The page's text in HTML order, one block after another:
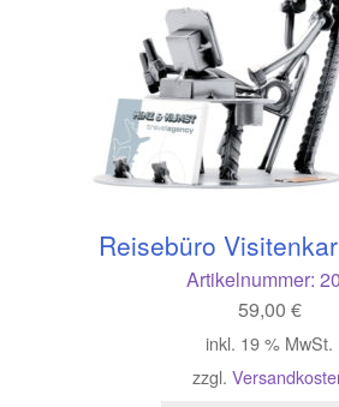
Reisebüro
Artikelnummer:
59,00 €
inkl. 19 % MwSt.
zzgl.